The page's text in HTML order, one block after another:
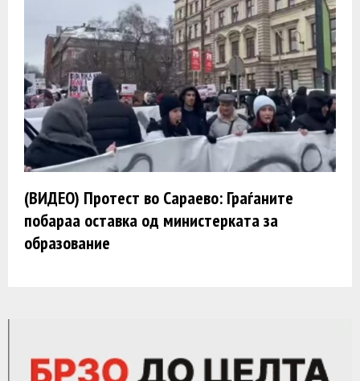
(ВИДЕО) Протест во Сараево: Граѓаните
побараа оставка од министерката за
образование